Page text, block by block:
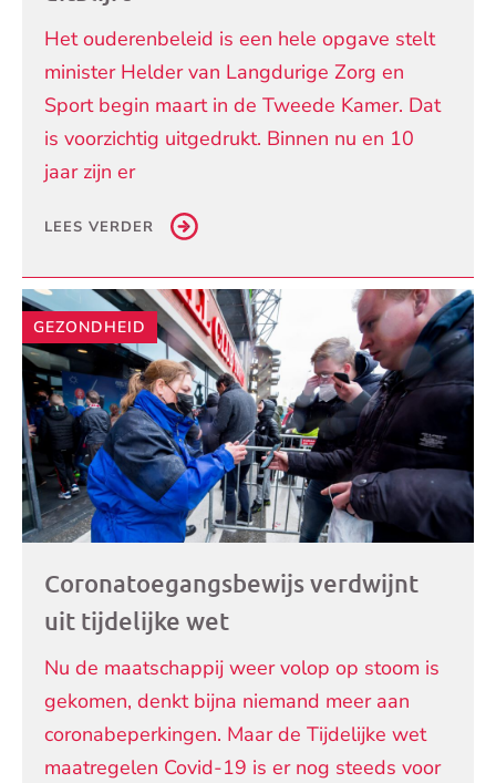
Het ouderenbeleid is een hele opgave stelt
minister Helder van Langdurige Zorg en
Sport begin maart in de Tweede Kamer. Dat
is voorzichtig uitgedrukt. Binnen nu en 10
jaar zijn er
LEES VERDER
GEZONDHEID
Coronatoegangsbewijs verdwijnt
uit tijdelijke wet
Nu de maatschappij weer volop op stoom is
gekomen, denkt bijna niemand meer aan
coronabeperkingen. Maar de Tijdelijke wet
maatregelen Covid-19 is er nog steeds voor